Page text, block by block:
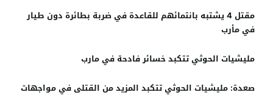
مقتل 4 يشتبه بانتمائهم للقاعدة في ضربة بطائرة دون طيار
في مأرب
مليشيات الحوثي تتكبد خسائر فادحة في مارب
صعدة: مليشيات الحوثي تتكبد المزيد من القتلى في مواجهات